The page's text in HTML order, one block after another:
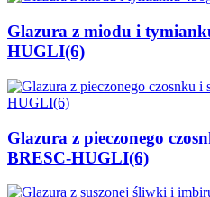
Glazura z miodu i
HUGLI(6)
Glazura z pieczonego
BRESC-HUGLI(6)